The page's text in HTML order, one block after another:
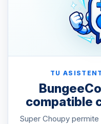
TU
compatible
Super Choupy